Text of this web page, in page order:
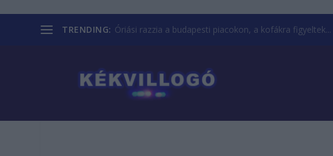
TRENDING: Óriási razzia a budapesti piacokon, a kofákra figyeltek...